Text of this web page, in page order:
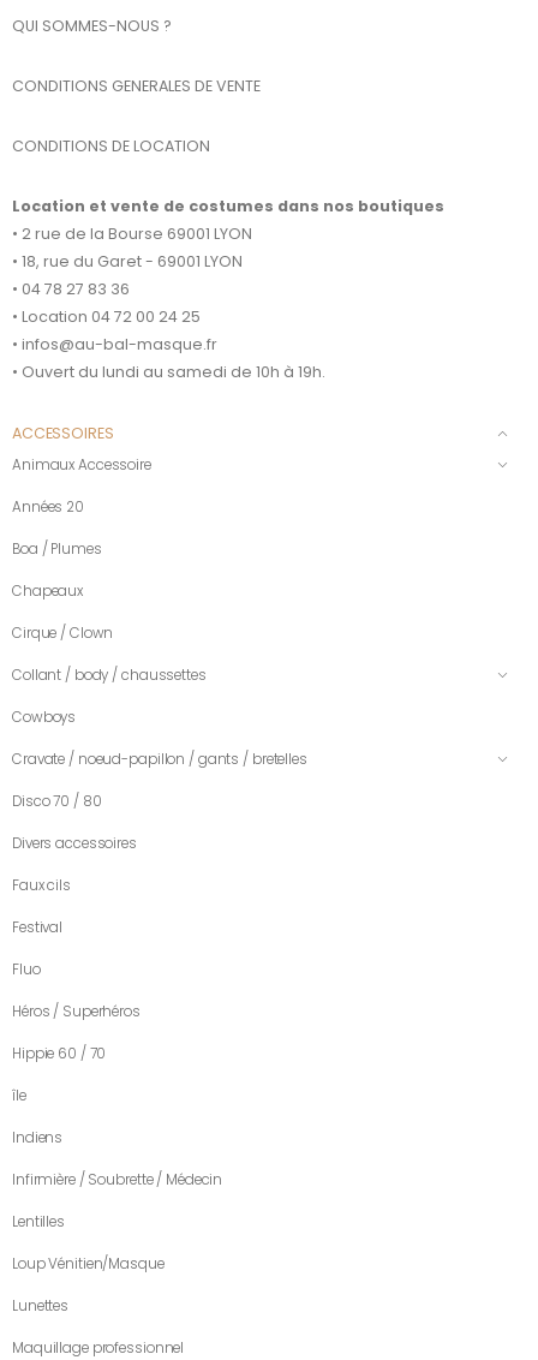
QUI SOMMES-NOUS ?
CONDITIONS GENERALES DE VENTE
CONDITIONS DE LOCATION
Location et vente de costumes dans nos boutiques
• 2 rue de la Bourse 69001 LYON
• 18, rue du Garet - 69001 LYON
• 04 78 27 83 36
• Location 04 72 00 24 25
• infos@au-bal-masque.fr
• Ouvert du lundi au samedi de 10h à 19h.
ACCESSOIRES
Animaux Accessoire
Années 20
Boa / Plumes
Chapeaux
Cirque / Clown
Collant / body / chaussettes
Cowboys
Cravate / noeud-papillon / gants / bretelles
Disco 70 / 80
Divers accessoires
Faux cils
Festival
Fluo
Héros / Superhéros
Hippie 60 / 70
île
Indiens
Infirmière / Soubrette / Médecin
Lentilles
Loup Vénitien/Masque
Lunettes
Maquillage professionnel